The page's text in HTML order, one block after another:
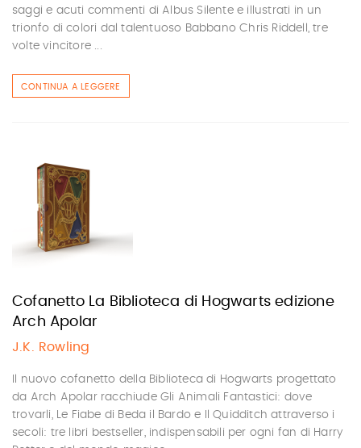
saggi e acuti commenti di Albus Silente e illustrati in un
trionfo di colori dal talentuoso Babbano Chris Riddell, tre
volte vincitore ...
CONTINUA A LEGGERE
Cofanetto La Biblioteca di Hogwarts edizione
Arch Apolar
J.K. Rowling
Il nuovo cofanetto della Biblioteca di Hogwarts progettato
da Arch Apolar racchiude Gli Animali Fantastici: dove
trovarli, Le Fiabe di Beda il Bardo e Il Quidditch attraverso i
secoli: tre libri bestseller, indispensabili per ogni fan di Harry